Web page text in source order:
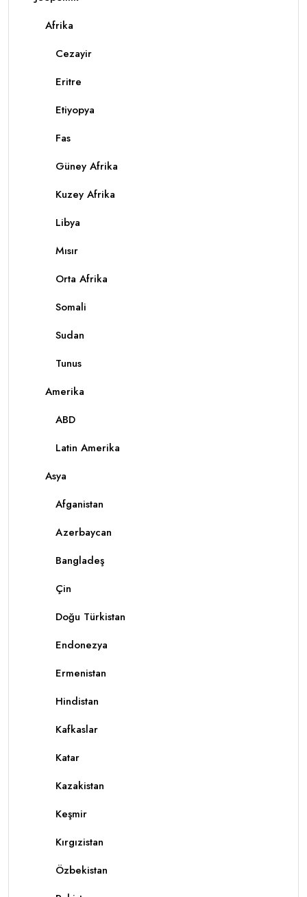
Afrika
Cezayir
Eritre
Etiyopya
Fas
Güney Afrika
Kuzey Afrika
Libya
Mısır
Orta Afrika
Somali
Sudan
Tunus
Amerika
ABD
Latin Amerika
Asya
Afganistan
Azerbaycan
Bangladeş
Çin
Doğu Türkistan
Endonezya
Ermenistan
Hindistan
Kafkaslar
Katar
Kazakistan
Keşmir
Kırgızistan
Özbekistan